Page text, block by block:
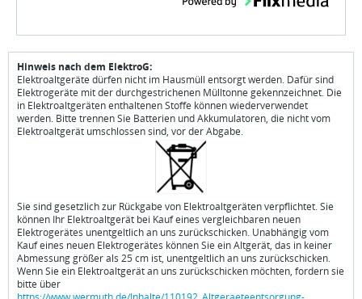
Hinweis nach dem ElektroG:
Elektroaltgeräte dürfen nicht im Hausmüll entsorgt werden. Dafür sind
Elektrogeräte mit der durchgestrichenen Mülltonne gekennzeichnet. Die
in Elektroaltgeräten enthaltenen Stoffe können wiederverwendet
werden. Bitte trennen Sie Batterien und Akkumulatoren, die nicht vom
Elektroaltgerät umschlossen sind, vor der Abgabe.
Sie sind gesetzlich zur Rückgabe von Elektroaltgeräten verpflichtet. Sie
können Ihr Elektroaltgerät bei Kauf eines vergleichbaren neuen
Elektrogerätes unentgeltlich an uns zurückschicken. Unabhängig vom
Kauf eines neuen Elektrogerätes können Sie ein Altgerät, das in keiner
Abmessung größer als 25 cm ist, unentgeltlich an uns zurückschicken.
Wenn Sie ein Elektroaltgerät an uns zurückschicken möchten, fordern sie
bitte über